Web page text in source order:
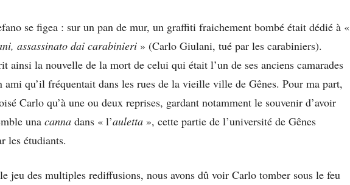
se figea : sur un pan de mur, un graffiti fraichement bombé était dédié à «
assassinato dai carabinieri » (Carlo Giulani, tué par les carabiniers).
ainsi la nouvelle de la mort de celui qui était l’un de ses anciens camarades
ami qu’il fréquentait dans les rues de la vieille ville de Gênes. Pour ma part,
Carlo qu’à une ou deux reprises, gardant notamment le souvenir d’avoir
una canna dans « l’auletta », cette partie de l’université de Gênes
les étudiants.
jeu des multiples rediffusions, nous avons dû voir Carlo tomber sous le feu